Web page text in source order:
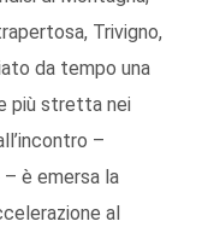
Trivigno,
da tempo una
più stretta nei
–
è emersa la
al